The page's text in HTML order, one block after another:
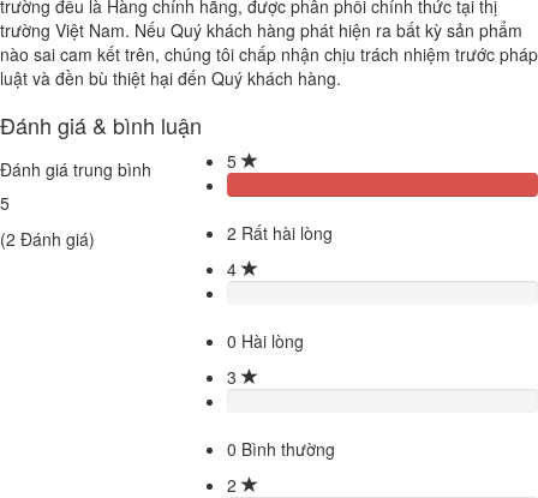
trường đều là Hàng chính hãng, được phân phối chính thức tại thị
trường Việt Nam. Nếu Quý khách hàng phát hiện ra bất kỳ sản phẩm
nào sai cam kết trên, chúng tôi chấp nhận chịu trách nhiệm trước pháp
luật và đền bù thiệt hại đến Quý khách hàng.
Đánh giá & bình luận
Đánh giá trung bình
5
(2 Đánh giá)
5
2 Rất hài lòng
4
0 Hài lòng
3
0 Bình thường
2